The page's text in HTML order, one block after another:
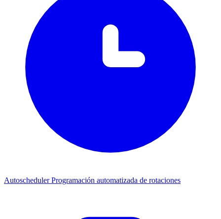
AutoschedulerProgramación automatizada de rotaciones